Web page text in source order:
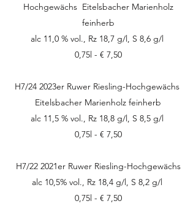
Hochgewächs Eitelsbacher Marienholz
feinherb
alc 11,0 % vol., Rz 18,7 g/l, S 8,6 g/l
0,75l - € 7,50
H7/24 2023er Ruwer Riesling-Hochgewächs
Eitelsbacher Marienholz feinherb
alc 11,5 % vol., Rz 18,8 g/l, S 8,5 g/l
0,75l - € 7,50
H7/22 2021er Ruwer Riesling-Hochgewächs
alc 10,5% vol., Rz 18,4 g/l, S 8,2 g/l
0,75l - € 7,50